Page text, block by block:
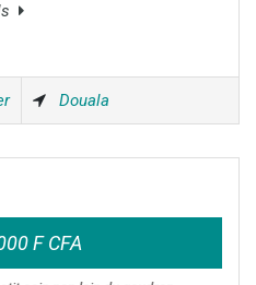
Douala
F CFA